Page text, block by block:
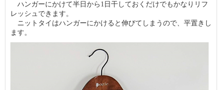
ハンガーにかけて半日から1日干しておくだけでもかなりリフ
レッシュできます。
ニットタイはハンガーにかけると伸びてしまうので、平置きし
ます。